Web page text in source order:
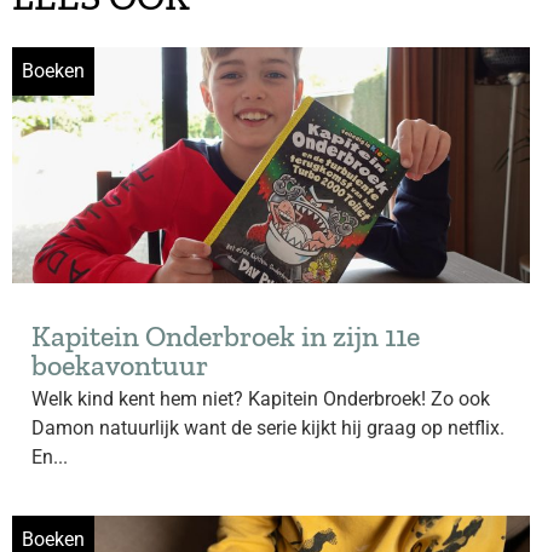
Boeken
Kapitein Onderbroek in zijn 11e
boekavontuur
Welk kind kent hem niet? Kapitein Onderbroek! Zo ook
Damon natuurlijk want de serie kijkt hij graag op netflix.
En...
Boeken